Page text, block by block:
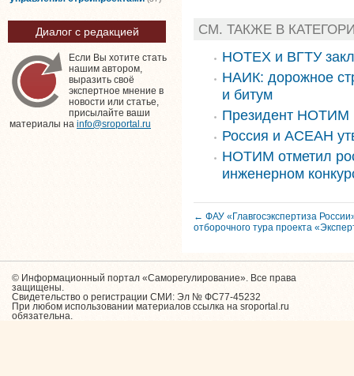
Диалог с редакцией
Если Вы хотите стать
нашим автором,
выразить своё
экспертное мнение в
новости или статье,
присылайте ваши
материалы на info@sroportal.ru
СМ. ТАКЖЕ В
НОТЕХ и ВГТУ
НАИК: дорожное
и битум
Президент НОТИМ
Россия и АСЕАН
НОТИМ отметил
инженерном
← ФАУ «Главгосэкспертиза
отборочного тура проекта
© Информационный портал «Саморегулирование». Все права
защищены.
Свидетельство о регистрации СМИ: Эл № ФС77-45232
При любом использовании материалов ссылка на sroportal.ru
обязательна.